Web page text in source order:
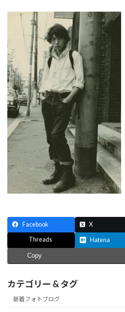
新
日
時
:
Facebook X
Threads Hatena
Copy
カテゴリー & タグ
新着フォトブログ